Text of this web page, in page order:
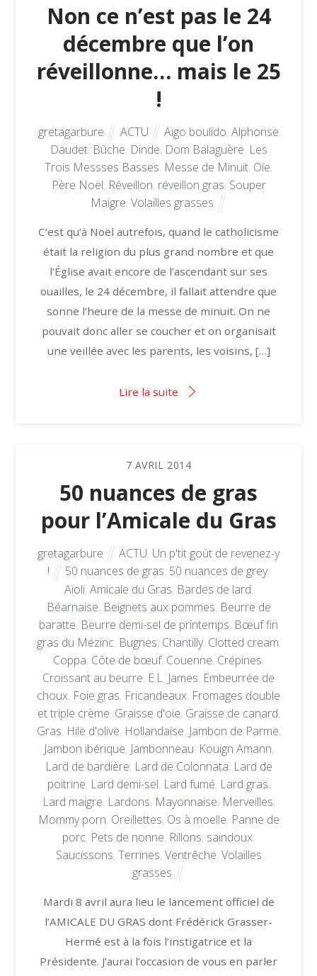
Non ce n’est pas le 24
décembre que l’on
réveillonne… mais le 25
!
gretagarbure ACTU Aïgo boulido,Alphonse
Daudet, Bûche, Dinde, Dom Balaguère, Les
Trois Messses Basses, Messe de Minuit, Oie,
Père Noël, Réveillon, réveillon gras, Souper
Maigre, Volailles grasses
C’est qu’à Noël autrefois, quand le catholicisme
était la religion du plus grand nombre et que
l’Église avait encore de l’ascendant sur ses
ouailles, le 24 décembre, il fallait attendre que
sonne l’heure de la messe de minuit. On ne
pouvait donc aller se coucher et on organisait
une veillée avec les parents, les voisins, […]
Lire la suite
7 AVRIL 2014
50 nuances de gras
pour l’Amicale du Gras
gretagarbure ACTU, Un p'tit goût de revenez-y
!
50 nuances de gras, 50 nuances de grey,
Aïoli, Amicale du Gras, Bardes de lard,
Béarnaise, Beignets aux pommes, Beurre de
baratte, Beurre demi-sel de printemps, Bœuf fin
gras du Mézinc, Bugnes, Chantilly, Clotted cream,
Coppa, Côte de bœuf, Couenne, Crépines,
Croissant au beurre, E.L. James, Embeurrée de
choux, Foie gras, Fricandeaux, Fromages double
et triple crème, Graisse d'oie, Graisse de canard,
Gras, Hile d'olive, Hollandaise, Jambon de Parme,
Jambon ibérique, Jambonneau, Kouign Amann,
Lard de bardière, Lard de Colonnata, Lard de
poitrine, Lard demi-sel, Lard fumé, Lard gras,
Lard maigre, Lardons, Mayonnaise, Merveilles,
Mommy porn, Oreillettes, Os à moelle, Panne de
porc, Pets de nonne, Rillons, saindoux,
Saucissons, Terrines, Ventrêche, Volailles
grasses
Mardi 8 avril aura lieu le lancement officiel de
l’AMICALE DU GRAS dont Frédérick Grasser-
Hermé est à la fois l’instigatrice et la
Présidente. J’aurai l’occasion de vous en parler